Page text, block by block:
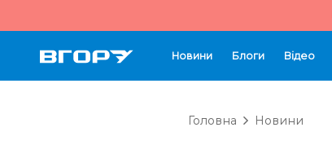
Новини Блоги Відео
Головна Новини